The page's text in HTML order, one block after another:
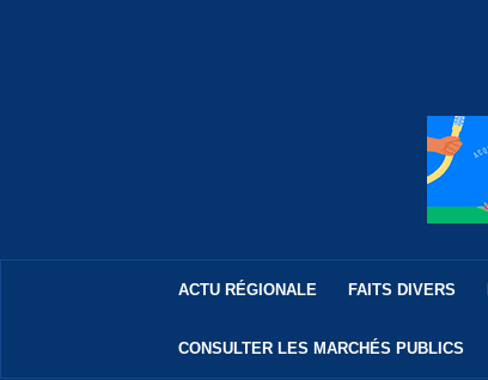
ACTU RÉGIONALE FAITS DIVERS
CONSULTER LES MARCHÉS PUBLICS